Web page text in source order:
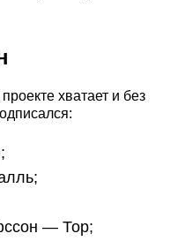
хватает и без
— Тор;